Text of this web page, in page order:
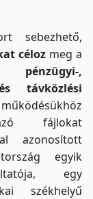
sebezhető,
céloz meg a
,
távközlési
fájlokat
azonosított
egyik
egy
székhelyű